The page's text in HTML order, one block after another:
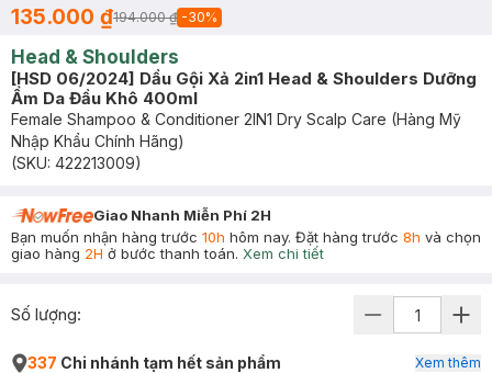
135.000 ₫194.000 ₫ -30%
Head & Shoulders
[HSD 06/2024] Dầu Gội Xả 2in1 Head & Shoulders Dưỡng
Ẩm Da Đầu Khô 400ml
Female Shampoo & Conditioner 2IN1 Dry Scalp Care (Hàng Mỹ
Nhập Khẩu Chính Hãng)
(SKU: 422213009)
Giao Nhanh Miễn Phí 2H
Bạn muốn nhận hàng trước 10h hôm nay. Đặt hàng trước 8h và chọn
giao hàng 2H ở bước thanh toán. Xem chi tiết
Số lượng:
337 Chi nhánh tạm hết sản phẩm Xem thêm